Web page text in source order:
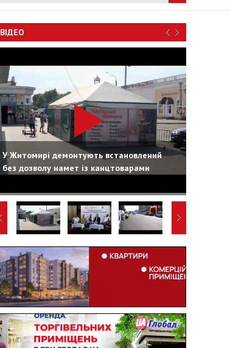
ВІДЕО
У Житомирі демонтують встановлений
без дозволу намет із канцтоварами